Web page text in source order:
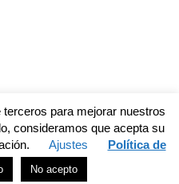
© CGPSST
para mejorar nuestros
consideramos que acepta su
Ajustes
Política de
No acepto